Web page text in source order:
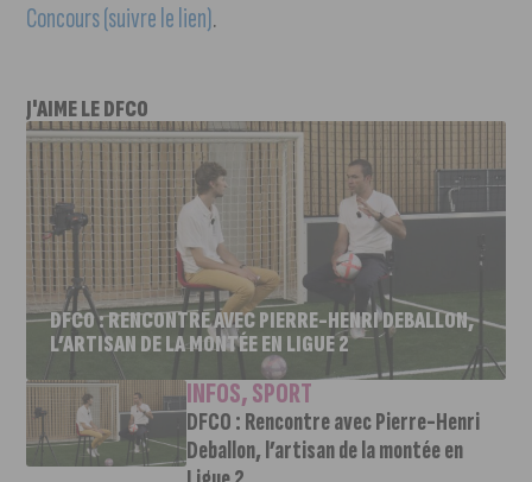
Concours (suivre le lien).
J'AIME LE DFCO
DFCO : RENCONTRE AVEC PIERRE-HENRI DEBALLON,
L’ARTISAN DE LA MONTÉE EN LIGUE 2
INFOS,SPORT
DFCO : Rencontre avec Pierre-Henri
Deballon, l’artisan de la montée en